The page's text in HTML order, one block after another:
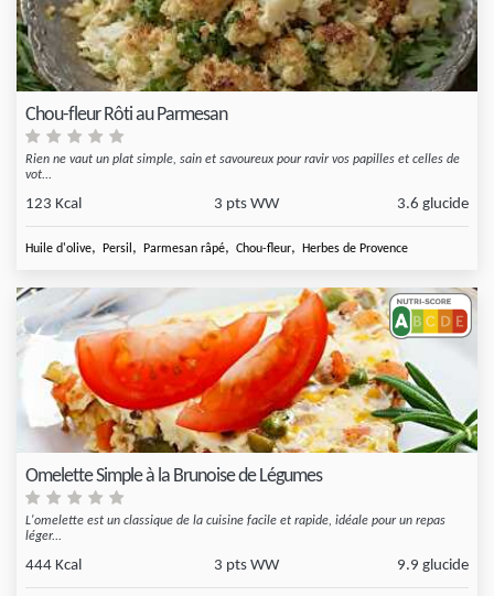
Chou-fleur Rôti au Parmesan
Rien ne vaut un plat simple, sain et savoureux pour ravir vos papilles et celles de
vot...
123 Kcal 3 pts WW 3.6 glucide
Huile d'olive, Persil , Parmesan râpé, Chou-fleur, Herbes de Provence
Omelette Simple à la Brunoise de Légumes
L'omelette est un classique de la cuisine facile et rapide, idéale pour un repas
léger...
444 Kcal 3 pts WW 9.9 glucide